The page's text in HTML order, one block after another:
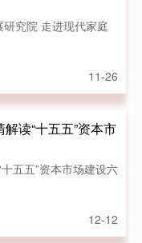
究院 走进现代家庭
11-26
读“十五五”资本市
五五”资本市场建设六
12-12